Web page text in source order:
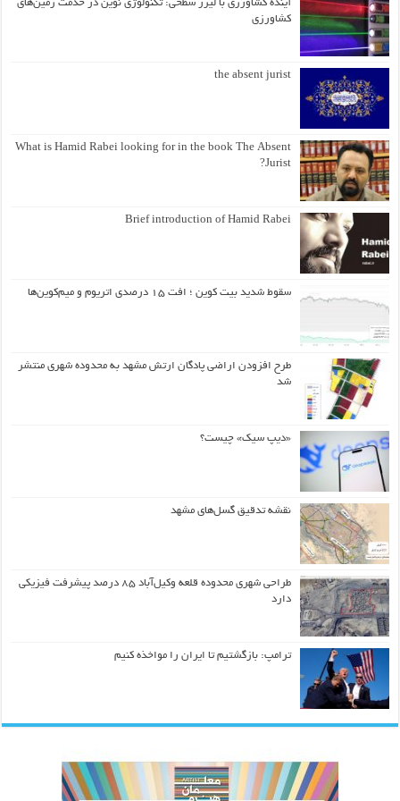
آینده کشاورزی با لیزر سطحی: تکنولوژی نوین در خدمت زمین‌های
کشاورزی
the absent jurist
What is Hamid Rabei looking for in the book The Absent
Jurist?
Brief introduction of Hamid Rabei
سقوط شدید بیت کوین ؛ افت ۱۵ درصدی اتریوم و میم‌کوین‌ها
طرح افزودن اراضی پادگان ارتش مشهد به محدوده شهری منتشر
شد
«دیپ سیک» چیست؟
نقشه تدقیق گسل‌های مشهد
طراحی شهری محدوده قلعه وکیل‌آباد ۸۵ درصد پیشرفت فیزیکی
دارد
ترامپ: بازگشتیم تا ایران را مواخذه کنیم